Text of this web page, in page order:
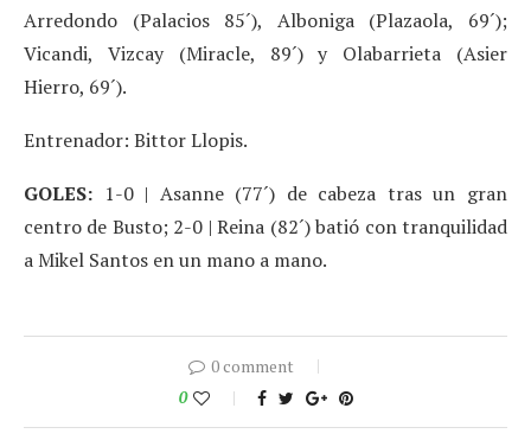
Arredondo (Palacios 85´), Alboniga (Plazaola, 69´);
Vicandi, Vizcay (Miracle, 89´) y Olabarrieta (Asier
Hierro, 69´).
Entrenador: Bittor Llopis.
GOLES: 1-0 | Asanne (77´) de cabeza tras un gran
centro de Busto; 2-0 | Reina (82´) batió con tranquilidad
a Mikel Santos en un mano a mano.
0 comment
0